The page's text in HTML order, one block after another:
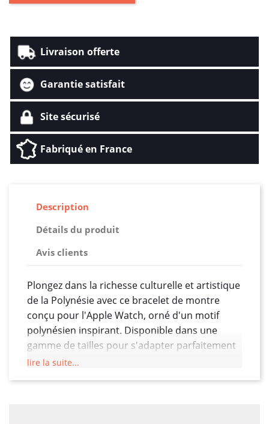
Livraison offerte
Garantie satisfait
Site sécurisé
Fabriqué en France
Description
Détails du produit
Avis clients
Plongez dans la richesse culturelle et artistique
de la Polynésie avec ce bracelet de montre
conçu pour l'Apple Watch, orné d'un motif
polynésien inspirant. Disponible dans une
gamme de tailles pour s'adapter parfaitement
à votre modèle (38/40/41/42/44/45 mm), ce
lire la suite...